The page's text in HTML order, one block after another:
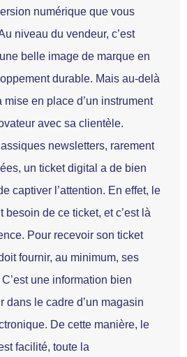
numérique que vous
niveau du vendeur, c’est
une belle image de marque en
durable. Mais au-delà
mise en place d’un instrument
avec sa clientèle.
newsletters, rarement
un ticket digital a de bien
captiver l’attention. En effet, le
de ce ticket, et c’est là
Pour recevoir son ticket
fournir, au minimum, ses
une information bien
dans le cadre d’un magasin
De cette manière, le
facilité, toute la